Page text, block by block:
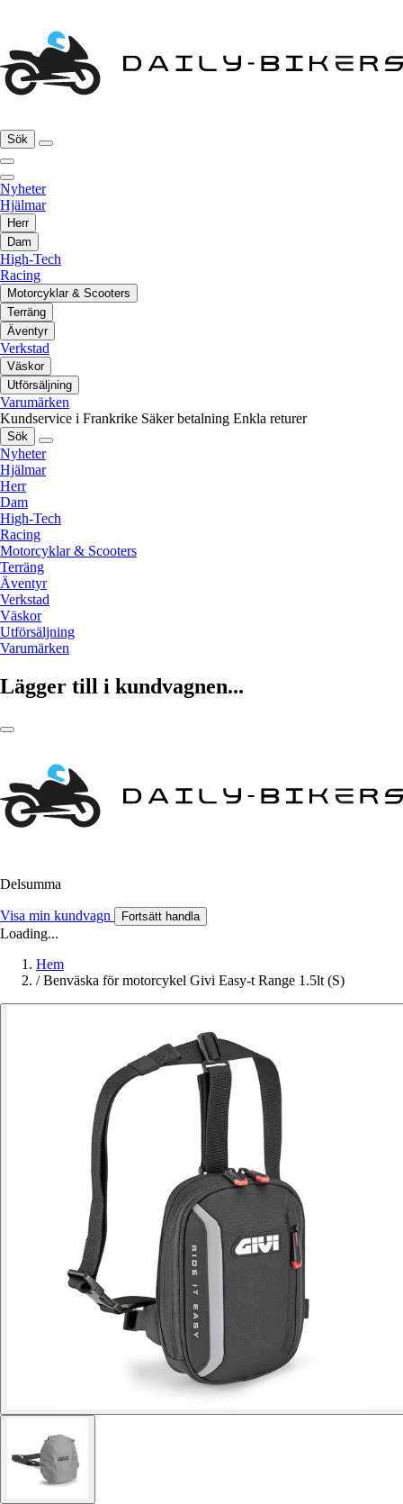
Sök
Nyheter
Hjälmar
Herr
Dam
High-Tech
Racing
Motorcyklar & Scooters
Terräng
Äventyr
Verkstad
Väskor
Utförsäljning
Varumärken
Kundservice i Frankrike Säker betalning Enkla returer
Sök
Nyheter
Hjälmar
Herr
Dam
High-Tech
Racing
Motorcyklar & Scooters
Terräng
Äventyr
Verkstad
Väskor
Utförsäljning
Varumärken
Lägger till i kundvagnen...
Delsumma
Visa min kundvagn Fortsätt handla
Loading...
Hem
/ Benväska för motorcykel Givi Easy-t Range 1.5lt (S)